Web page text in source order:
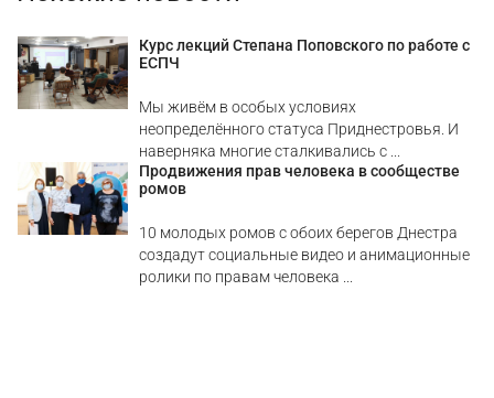
Курс лекций Степана Поповского по работе с
ЕСПЧ
Мы живём в особых условиях
неопределённого статуса Приднестровья. И
наверняка многие сталкивались с ...
Продвижения прав человека в сообществе
ромов
10 молодых ромов с обоих берегов Днестра
создадут социальные видео и анимационные
ролики по правам человека ...